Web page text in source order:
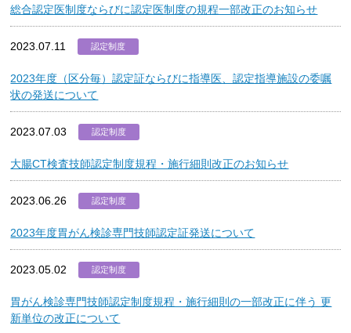
総合認定医制度ならびに認定医制度の規程一部改正のお知らせ
2023.07.11 認定制度
2023年度（区分毎）認定証ならびに指導医、認定指導施設の委嘱
状の発送について
2023.07.03 認定制度
大腸CT検査技師認定制度規程・施行細則改正のお知らせ
2023.06.26 認定制度
2023年度胃がん検診専門技師認定証発送について
2023.05.02 認定制度
胃がん検診専門技師認定制度規程・施行細則の一部改正に伴う 更
新単位の改正について